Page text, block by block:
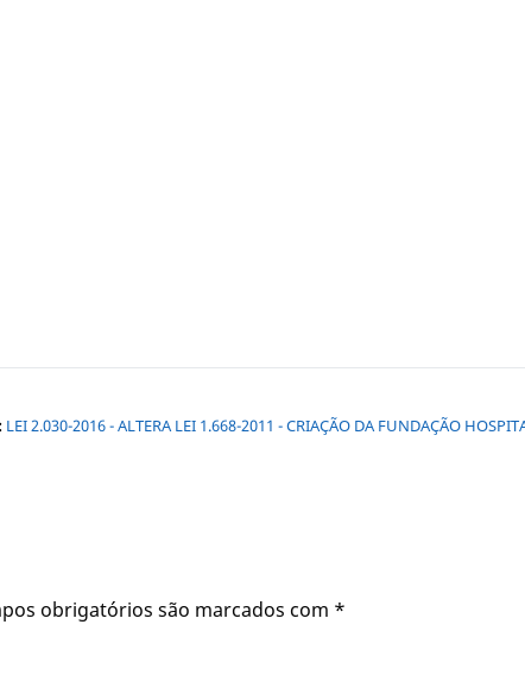
LEI 2.030-2016 - ALTERA LEI 1.668-2011 - CRIAÇÃO DA FUNDAÇÃO
obrigatórios são marcados com *